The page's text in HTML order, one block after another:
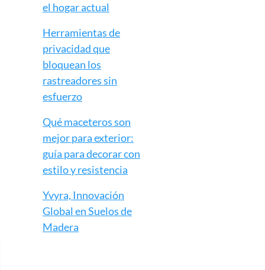
el hogar actual
Herramientas de
privacidad que
bloquean los
rastreadores sin
esfuerzo
Qué maceteros son
mejor para exterior:
guía para decorar con
estilo y resistencia
Yvyra, Innovación
Global en Suelos de
Madera